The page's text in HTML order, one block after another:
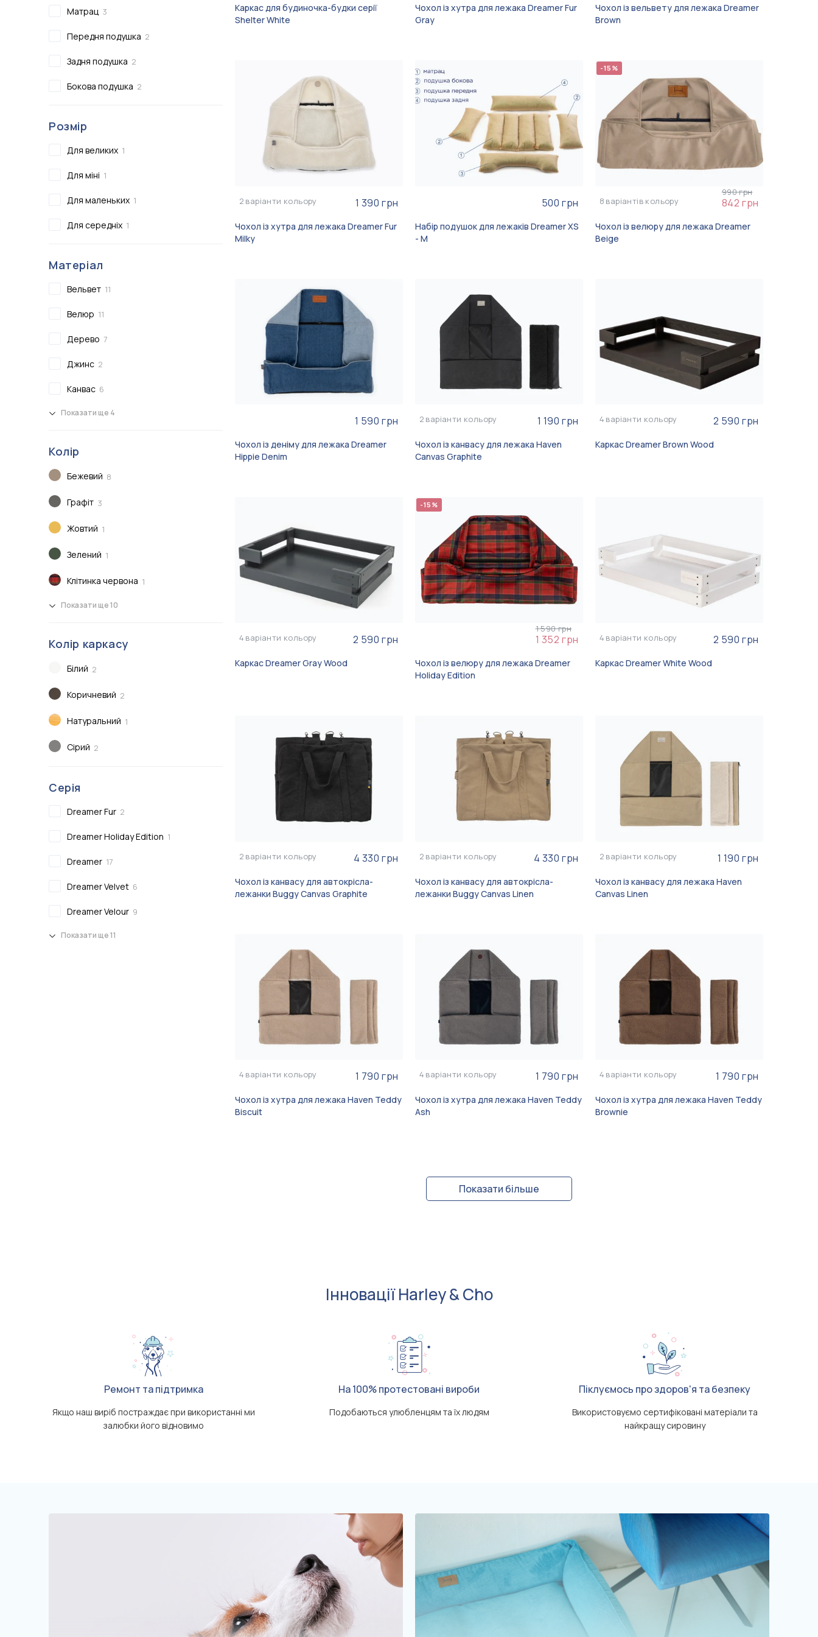
Матрац 3
Передня подушка 2
Задня подушка 2
Бокова подушка 2
Розмір
Для великих 1
Для міні 1
Для маленьких 1
Для середніх 1
Матеріал
Вельвет 11
Велюр 11
Дерево 7
Джинс 2
Канвас 6
Показати ще 4
Колір
Бежевий 8
Графіт 3
Жовтий 1
Зелений 1
Клітинка червона 1
Показати ще 10
Колір каркасу
Білий 2
Коричневий 2
Натуральний 1
Сірий 2
Серія
Dreamer Fur 2
Dreamer Holiday Edition 1
Dreamer 17
Dreamer Velvet 6
Dreamer Velour 9
Показати ще 11
Каркас для будиночка-будки серії
Shelter White
Чохол із хутра для лежака Dreamer Fur
Gray
Чохол із вельвету для лежака Dreamer
Brown
2 варіанти кольору 1 390 грн
Чохол із хутра для лежака Dreamer Fur
Milky
500 грн
Набір подушок для лежаків Dreamer XS
- M
-15%
8 варіантів кольору
990 грн
842 грн
Чохол із велюру для лежака Dreamer
Beige
1 590 грн
Чохол із деніму для лежака Dreamer
Hippie Denim
2 варіанти кольору 1 190 грн
Чохол із канвасу для лежака Haven
Canvas Graphite
4 варіанти кольору 2 590 грн
Каркас Dreamer Brown Wood
4 варіанти кольору 2 590 грн
Каркас Dreamer Gray Wood
-15%
1 590 грн
1 352 грн
Чохол із велюру для лежака Dreamer
Holiday Edition
4 варіанти кольору 2 590 грн
Каркас Dreamer White Wood
2 варіанти кольору 4 330 грн
Чохол із канвасу для автокрісла-
лежанки Buggy Canvas Graphite
2 варіанти кольору 4 330 грн
Чохол із канвасу для автокрісла-
лежанки Buggy Canvas Linen
2 варіанти кольору 1 190 грн
Чохол із канвасу для лежака Haven
Canvas Linen
4 варіанти кольору 1 790 грн
Чохол із хутра для лежака Haven Teddy
Biscuit
4 варіанти кольору 1 790 грн
Чохол із хутра для лежака Haven Teddy
Ash
4 варіанти кольору 1 790 грн
Чохол із хутра для лежака Haven Teddy
Brownie
Показати більше
Інновації Harley & Cho
Ремонт та підтримка
Якщо наш виріб постраждає при використанні ми
залюбки його відновимо
На 100% протестовані вироби
Подобаються улюбленцям та їх людям
Піклуємось про здоров'я та безпеку
Використовуємо сертифіковані матеріали та
найкращу сировину